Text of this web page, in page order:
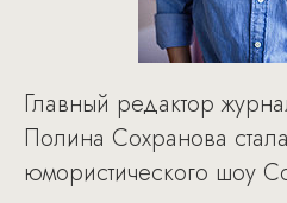
Главный редактор
Полина Сохранова
юмористического шоу